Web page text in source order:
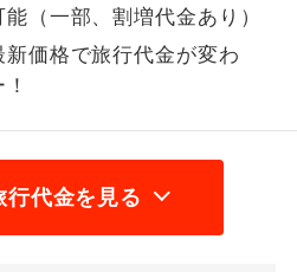
（一部、割増代金あり）
価格で旅行代金が変わ
行代金を見る
り様限定でご参加いただけるコー
。
です。
婦限定でご参加いただけるコースで